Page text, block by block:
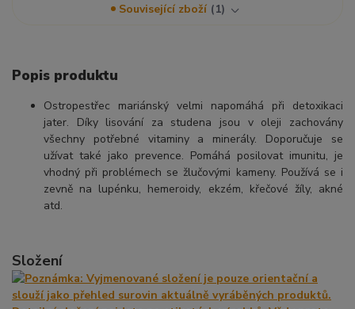
Související zboží
1
Popis produktu
Ostropestřec mariánský velmi napomáhá při detoxikaci
jater. Díky lisování za studena jsou v oleji zachovány
všechny potřebné vitaminy a minerály. Doporučuje se
užívat také jako prevence. Pomáhá posilovat imunitu, je
vhodný při problémech se žlučovými kameny. Používá se i
zevně na lupénku, hemeroidy, ekzém, křečové žíly, akné
atd.
Složení